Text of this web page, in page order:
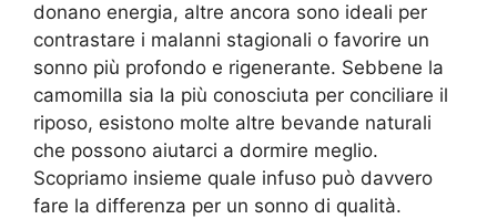
donano energia, altre ancora sono ideali per
contrastare i malanni stagionali o favorire un
sonno più profondo e rigenerante. Sebbene la
camomilla sia la più conosciuta per conciliare il
riposo, esistono molte altre bevande naturali
che possono aiutarci a dormire meglio.
Scopriamo insieme quale infuso può davvero
fare la differenza per un sonno di qualità.